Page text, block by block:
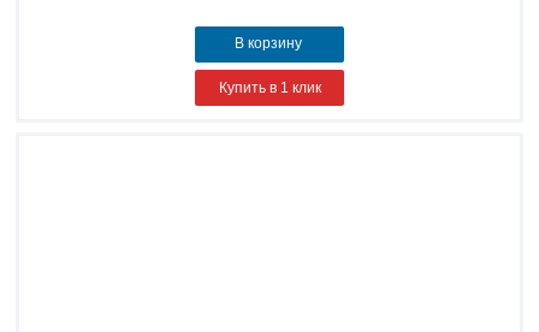
В корзину
Купить в 1 клик